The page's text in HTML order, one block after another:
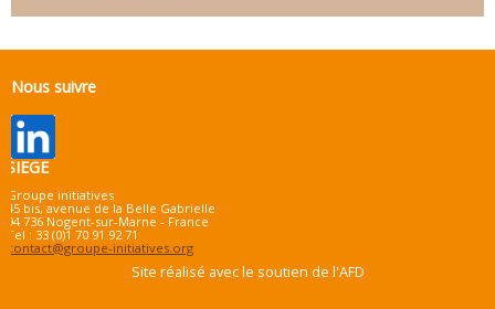
Nous suivre
SIEGE
Groupe initiatives
45 bis, avenue de la Belle Gabrielle
94 736 Nogent-sur-Marne - France
Tel : 33 (0)1 70 91 92 71
contact@groupe-initiatives.org
Site réalisé avec le soutien de l'AFD